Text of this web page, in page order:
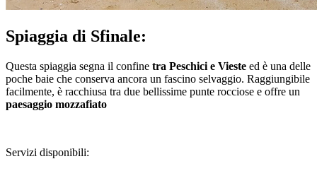
Spiaggia di Sfinale:
Questa spiaggia segna il confine tra Peschici e Vieste ed è una delle
poche baie che conserva ancora un fascino selvaggio. Raggiungibile
facilmente, è racchiusa tra due bellissime punte rocciose e offre un
paesaggio mozzafiato
Servizi disponibili: